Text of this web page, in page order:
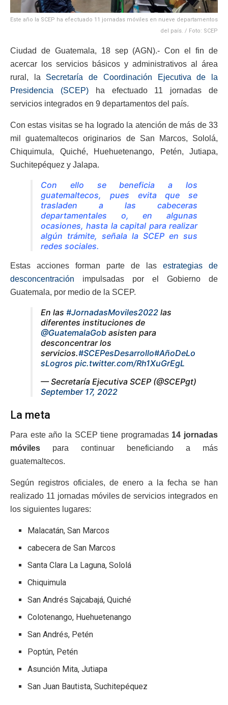
Este año la SCEP ha efectuado 11 jornadas móviles en nueve departamentos
del país. / Foto: SCEP
Ciudad de Guatemala, 18 sep (AGN).- Con el fin de
acercar los servicios básicos y administrativos al área
rural, la Secretaría de Coordinación Ejecutiva de la
Presidencia (SCEP)ha efectuado 11 jornadas de
servicios integrados en 9 departamentos del país.
Con estas visitas se ha logrado la atención de más de 33
mil guatemaltecos originarios de San Marcos, Sololá,
Chiquimula, Quiché, Huehuetenango, Petén, Jutiapa,
Suchitepéquez y Jalapa.
Con ello se beneficia a los
guatemaltecos, pues evita que se
trasladen a las cabeceras
departamentales o, en algunas
ocasiones, hasta la capital para realizar
algún trámite, señala la SCEP en sus
redes sociales.
Estas acciones forman parte de las estrategias de
desconcentración impulsadas por el Gobierno de
Guatemala, por medio de la SCEP.
En las #JornadasMoviles2022 las
diferentes instituciones de
@GuatemalaGob asisten para
desconcentrar los
servicios.#SCEPesDesarrollo#AñoDeLo
sLogros pic.twitter.com/Rh1XuGrEgL
— Secretaría Ejecutiva SCEP (@SCEPgt)
September 17, 2022
La meta
Para este año la SCEP tiene programadas 14 jornadas
móviles para continuar beneficiando a más
guatemaltecos.
Según registros oficiales, de enero a la fecha se han
realizado 11 jornadas móviles de servicios integrados en
los siguientes lugares:
Malacatán, San Marcos
cabecera de San Marcos
Santa Clara La Laguna, Sololá
Chiquimula
San Andrés Sajcabajá, Quiché
Colotenango, Huehuetenango
San Andrés, Petén
Poptún, Petén
Asunción Mita, Jutiapa
San Juan Bautista, Suchitepéquez